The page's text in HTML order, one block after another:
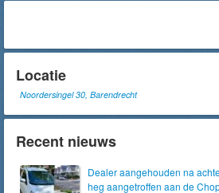
Locatie
Noordersingel 30, Barendrecht
Recent nieuws
Dealer aangehouden na
heg aangetroffen aan de